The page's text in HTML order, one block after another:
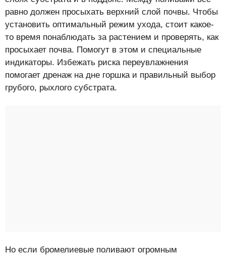
равно должен просыхать верхний слой почвы. Чтобы
установить оптимальный режим ухода, стоит какое-
то время понаблюдать за растением и проверять, как
просыхает почва. Помогут в этом и специальные
индикаторы. Избежать риска переувлажнения
помогает дренаж на дне горшка и правильный выбор
грубого, рыхлого субстрата.
Но если бромелиевые поливают огромным